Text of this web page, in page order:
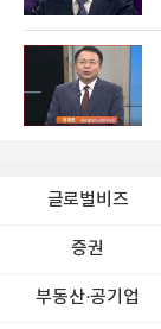
글로벌비즈
증권
부동산·공기업